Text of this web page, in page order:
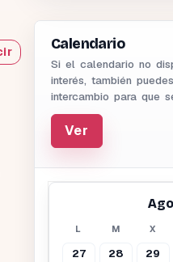
Calendario
Si el calendario no
interés, también
intercambio para que
Ver
L M X
27 28 29